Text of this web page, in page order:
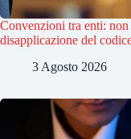
Convenzioni tra enti:
disapplicazione del
3 Agosto 2026